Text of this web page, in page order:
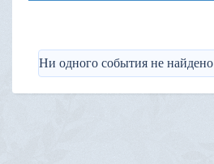
Ни одного события не найдено